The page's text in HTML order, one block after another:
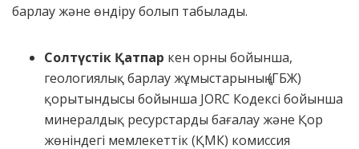
барлау және өндіру болып табылады.
Солтүстік Қатпар кен орны бойынша,
геологиялық барлау жұмыстарының (ГБЖ)
қорытындысы бойынша JORC Кодексі бойынша
минералдық ресурстарды бағалау және Қор
жөніндегі мемлекеттік (ҚМК) комиссия